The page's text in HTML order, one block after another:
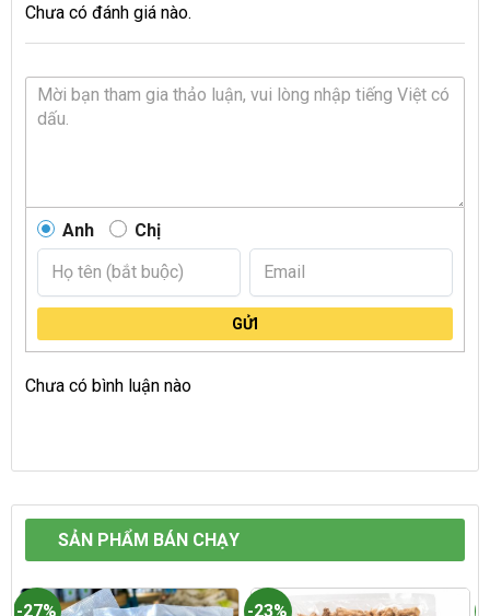
Chưa có đánh giá nào.
Anh Chị
GỬI
Chưa có bình luận nào
SẢN PHẨM BÁN CHẠY
-27% -23%